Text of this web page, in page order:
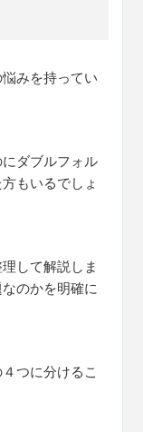
みを持ってい
ダブルフォル
もいるでしょ
して解説しま
のかを明確に
つに分けるこ